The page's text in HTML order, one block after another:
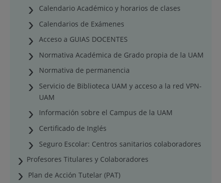
Calendario Académico y horarios de clases
Calendarios de Exámenes
Acceso a GUIAS DOCENTES
Normativa Académica de Grado propia de la UAM
Normativa de permanencia
Servicio de Biblioteca UAM y acceso a la red VPN-
UAM
Información sobre el Campus de la UAM
Certificado de Inglés
Seguro Escolar: Centros sanitarios colaboradores
Profesores Titulares y Colaboradores
Plan de Acción Tutelar (PAT)